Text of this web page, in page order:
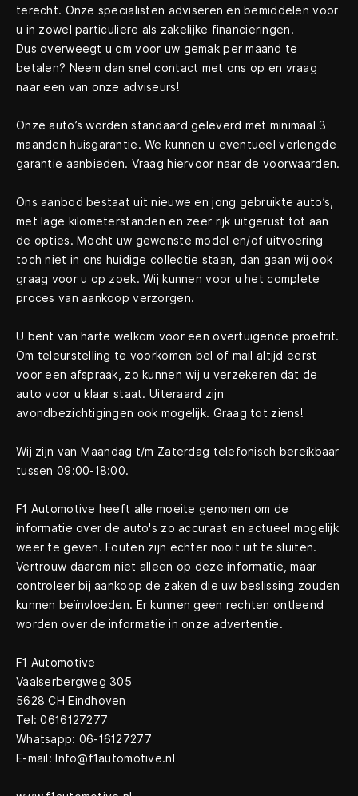
terecht. Onze specialisten adviseren en bemiddelen voor
u in zowel particuliere als zakelijke financieringen.
Dus overweegt u om voor uw gemak per maand te
betalen? Neem dan snel contact met ons op en vraag
naar een van onze adviseurs!
Onze auto’s worden standaard geleverd met minimaal 3
maanden huisgarantie. We kunnen u eventueel verlengde
garantie aanbieden. Vraag hiervoor naar de voorwaarden.
Ons aanbod bestaat uit nieuwe en jong gebruikte auto’s,
met lage kilometerstanden en zeer rijk uitgerust tot aan
de opties. Mocht uw gewenste model en/of uitvoering
toch niet in ons huidige collectie staan, dan gaan wij ook
graag voor u op zoek. Wij kunnen voor u het complete
proces van aankoop verzorgen.
U bent van harte welkom voor een overtuigende proefrit.
Om teleurstelling te voorkomen bel of mail altijd eerst
voor een afspraak, zo kunnen wij u verzekeren dat de
auto voor u klaar staat. Uiteraard zijn
avondbezichtigingen ook mogelijk. Graag tot ziens!
Wij zijn van Maandag t/m Zaterdag telefonisch bereikbaar
tussen 09:00-18:00.
F1 Automotive heeft alle moeite genomen om de
informatie over de auto's zo accuraat en actueel mogelijk
weer te geven. Fouten zijn echter nooit uit te sluiten.
Vertrouw daarom niet alleen op deze informatie, maar
controleer bij aankoop de zaken die uw beslissing zouden
kunnen beïnvloeden. Er kunnen geen rechten ontleend
worden over de informatie in onze advertentie.
F1 Automotive
Vaalserbergweg 305
5628 CH Eindhoven
Tel: 0616127277
Whatsapp: 06-16127277
E-mail: Info@f1automotive.nl